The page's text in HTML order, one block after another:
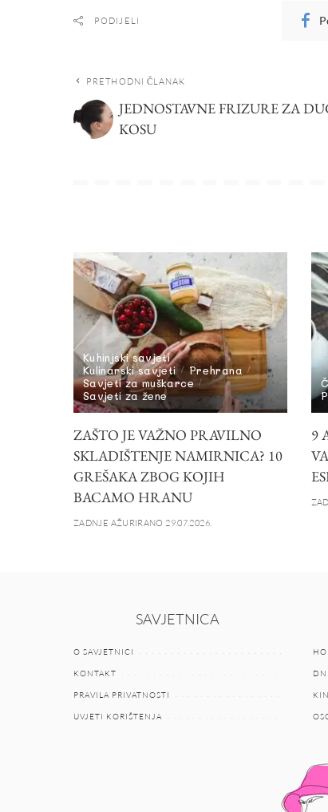
PODIJELI
PRETHODNI ČLANAK
JEDNOSTAVNE FRIZURE ZA
KOSU
Kuhinjski savjeti
Kulinarski savjeti
Prehrana
Savjeti za muškarce
Savjeti za žene
ZAŠTO JE VAŽNO PRAVILNO
SKLADIŠTENJE NAMIRNICA? 10
GREŠAKA ZBOG KOJIH
BACAMO HRANU
ZADNJE AŽURIRANO 29.07.2026.
9
SAVJETNICA
O SAVJETNICI
KONTAKT
PRAVILA PRIVATNOSTI
UVJETI KORIŠTENJA